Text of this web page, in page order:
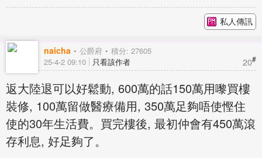
私人傳訊
naicha 公爵府 積分: 27605
20#
25-4-2 09:10 只看該作者
返大陸退可以好鬆動, 600萬的話150萬用嚟買樓
裝修, 100萬留做醫療備用, 350萬足夠唔使慳住
使的30年生活費。買完樓後, 最初仲會有450萬滾
存利息, 好足夠了。